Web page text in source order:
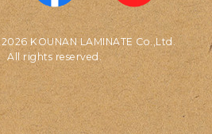
KOUNAN LAMINATE Co.,Ltd.
All rights reserved.